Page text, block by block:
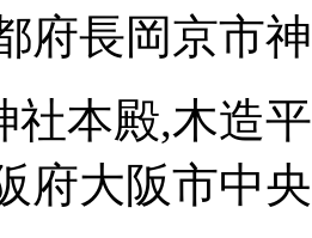
府長岡京市
社本殿,木造
府大阪市中